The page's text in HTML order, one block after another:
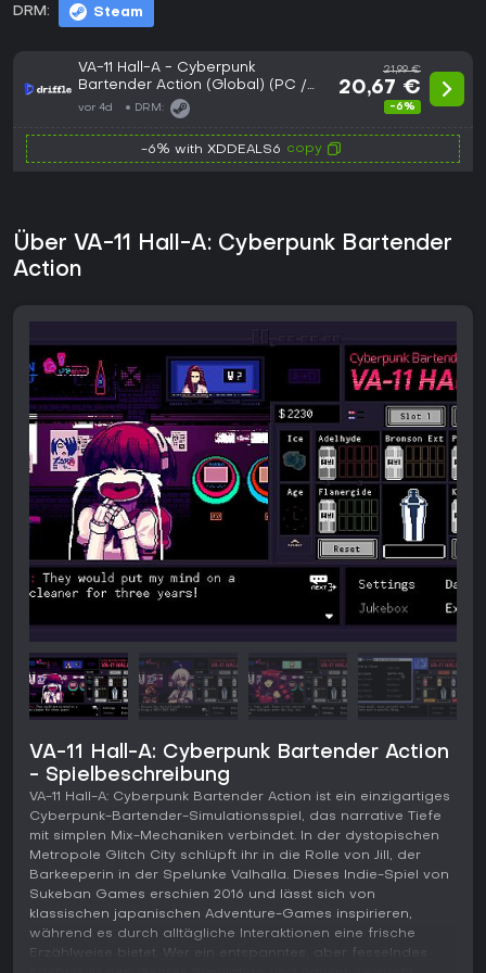
DRM: Steam
VA-11 Hall-A - Cyberpunk
Bartender Action (Global) (PC /
Linux) - Steam - Digital Key
vor 4d DRM:
21,99 €
20,67 €
-6%
-6% with XDDEALS6 copy
Über VA-11 Hall-A: Cyberpunk Bartender
Action
VA-11 Hall-A: Cyberpunk Bartender Action
- Spielbeschreibung
VA-11 Hall-A: Cyberpunk Bartender Action ist ein einzigartiges
Cyberpunk-Bartender-Simulationsspiel, das narrative Tiefe
mit simplen Mix-Mechaniken verbindet. In der dystopischen
Metropole Glitch City schlüpft ihr in die Rolle von Jill, der
Barkeeperin in der Spelunke Valhalla. Dieses Indie-Spiel von
Sukeban Games erschien 2016 und lässt sich von
klassischen japanischen Adventure-Games inspirieren,
während es durch alltägliche Interaktionen eine frische
Erzählweise bietet. Wer ein entspanntes, aber fesselndes